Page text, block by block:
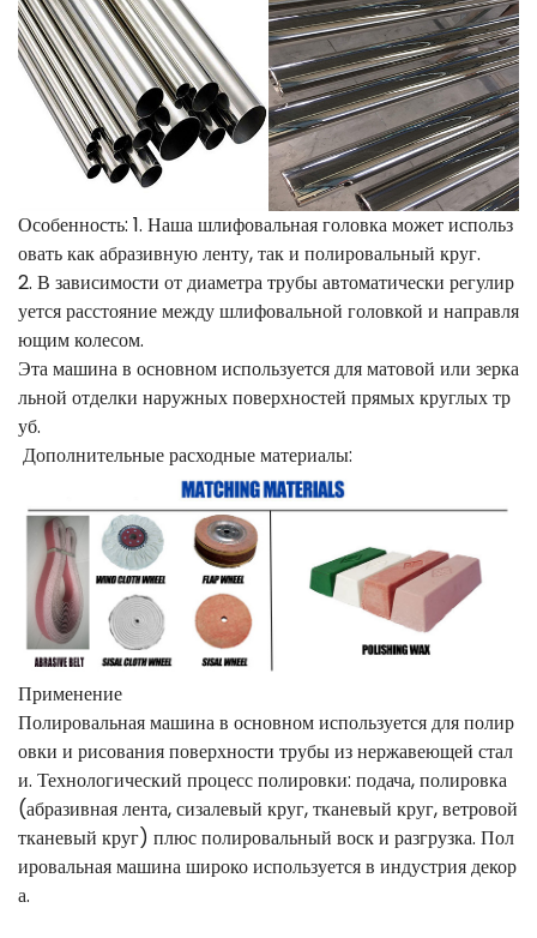
Особенность: 1. Наша шлифовальная головка может использ
овать как абразивную ленту, так и полировальный круг.
2. В зависимости от диаметра трубы автоматически регулир
уется расстояние между шлифовальной головкой и направля
ющим колесом.
Эта машина в основном используется для матовой или зерка
льной отделки наружных поверхностей прямых круглых тр
уб.
Дополнительные расходные материалы:
Применение
Полировальная машина в основном используется для полир
овки и рисования поверхности трубы из нержавеющей стал
и. Технологический процесс полировки: подача, полировка
(абразивная лента, сизалевый круг, тканевый круг, ветровой
тканевый круг) плюс полировальный воск и разгрузка. Пол
ировальная машина широко используется в индустрия декор
а.